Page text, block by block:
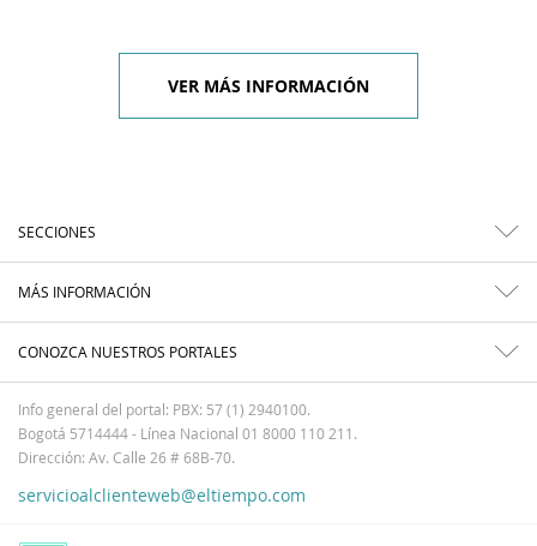
VER MÁS INFORMACIÓN
SECCIONES
MÁS INFORMACIÓN
CONOZCA NUESTROS PORTALES
Info general del portal: PBX: 57 (1) 2940100.
Bogotá 5714444 - Línea Nacional 01 8000 110 211.
Dirección: Av. Calle 26 # 68B-70.
servicioalclienteweb@eltiempo.com